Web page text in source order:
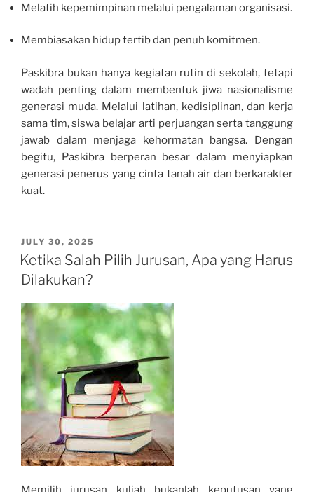
Melatih kepemimpinan melalui pengalaman organisasi.
Membiasakan hidup tertib dan penuh komitmen.
Paskibra bukan hanya kegiatan rutin di sekolah, tetapi
wadah penting dalam membentuk jiwa nasionalisme
generasi muda. Melalui latihan, kedisiplinan, dan kerja
sama tim, siswa belajar arti perjuangan serta tanggung
jawab dalam menjaga kehormatan bangsa. Dengan
begitu, Paskibra berperan besar dalam menyiapkan
generasi penerus yang cinta tanah air dan berkarakter
kuat.
POSTED
ON
JULY 30, 2025
Ketika Salah Pilih Jurusan, Apa yang Harus
Dilakukan?